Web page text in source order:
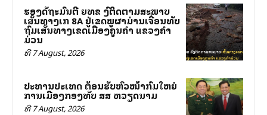
ຮອງລັດຖະມົນຕີ ຍທຂ ລົງຕິດຕາມສະພາບ
ເສັ້ນທາງເລກ 8A ຢູ່ເຂດພູຜາມ່ານເຈື່ອນທັບ
ຖົມເສັ້ນທາງເຂດເມືອງຄູນຄໍາ ແຂວງຄໍາ
ມ່ວນ
ທີ 7 August, 2026
ປະທານປະເທດ ຕ້ອນຮັບຫົວໜ້າກົມໃຫຍ່
ການເມືອງກອງທັບ ສສ ຫວຽດນາມ
ທີ 7 August, 2026